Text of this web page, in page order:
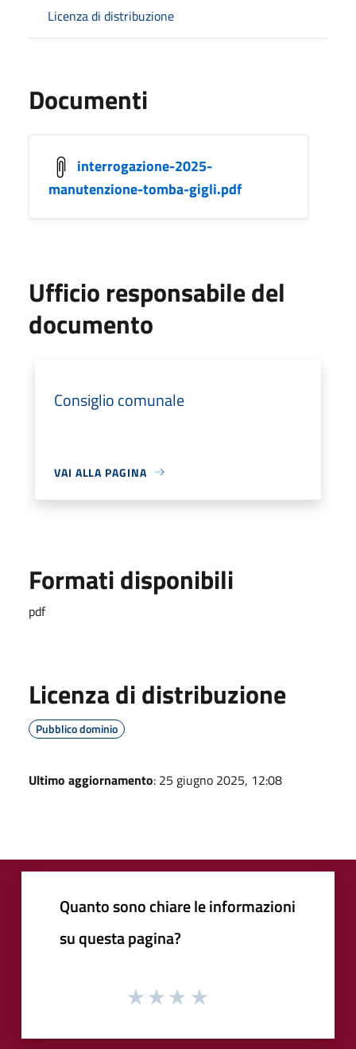
Licenza di distribuzione
Documenti
interrogazione-2025-
manutenzione-tomba-gigli.pdf
Ufficio responsabile del
documento
Consiglio comunale
VAI ALLA PAGINA
Formati disponibili
pdf
Licenza di distribuzione
Pubblico dominio
Ultimo aggiornamento: 25 giugno 2025, 12:08
Quanto sono chiare le informazioni
su questa pagina?